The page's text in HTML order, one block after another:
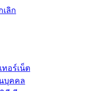
เลิก
อร์เน็ต
บุคคล